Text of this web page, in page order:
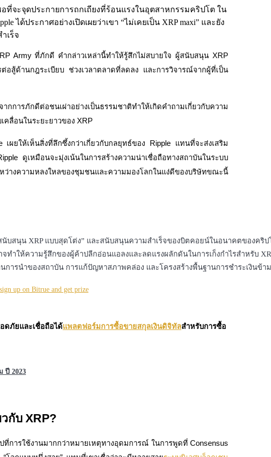
โภคภัณฑ์
อที่จะจุดประกายการถกเถียงที่ร้อนแรงในอุตสาหกรรมคริปโต ใน
ได้ประกาศอย่างเปิดเผยว่าเขา “ไม่เคยเป็น XRP maxi” และยัง
เร็จ
Army ที่ภักดี คำกล่าวเหล่านี้ทำให้รู้สึกไม่สบายใจ ผู้สนับสนุน XRP
อสู้ด้านกฎระเบียบ ช่วงเวลาตลาดที่ลดลง และการวิจารณ์จากผู้ที่เป็น
การภักดีต่อชนเผ่าอย่างเป็นธรรมชาติทำให้เกิดคำถามเกี่ยวกับความ
คลื่อนในระยะยาวของ XRP
ผยให้เห็นสิ่งที่ลึกซึ้งกว่าเกี่ยวกับกลยุทธ์ของ Ripple แทนที่จะส่งเสริม
ดูเหมือนจะมุ่งเน้นในการสร้างความน่าเชื่อถือทางสถาบันในระบบ
ว่างความหลงใหลของชุมชนและความมองโลกในแง่ดีของบริษัทขณะนี้
สนับสนุน XRP แบบสุดโต่ง” และสนับสนุนความสำเร็จของบิตคอยน์ในอนาคตของคริ
จทำให้ความรู้สึกของผู้ค้าปลีกอ่อนแอลงและลดแรงผลักดันในการเก็งกำไรสำหรับ
นการนำของสถาบัน การแก้ปัญหาสภาพคล่อง และโครงสร้างพื้นฐานการชำระเงินข้
ดภัยและเชื่อถือได้แพลตฟอร์มการซื้อขายสกุลเงินดิจิทัลสำหรับการซื้อ
ปี 2023
กับ XRP?
ที่การใช้งานมากกว่าหมายเหตุทางอุดมการณ์ ในการพูดที่ Consensus